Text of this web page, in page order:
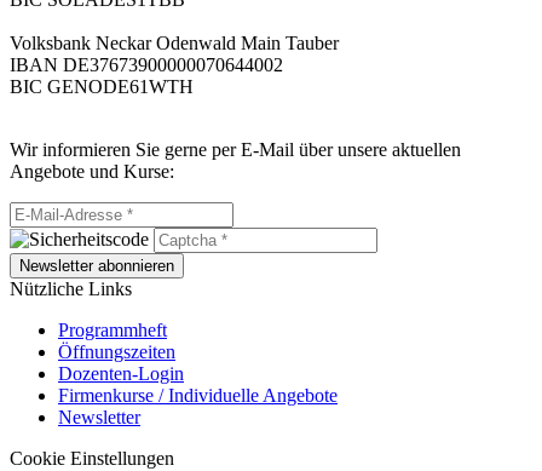
Volksbank Neckar Odenwald Main Tauber
IBAN DE37673900000070644002
BIC GENODE61WTH
Wir informieren Sie gerne per E-Mail über unsere aktuellen
Angebote und Kurse:
Newsletter abonnieren
Nützliche Links
Programmheft
Öffnungszeiten
Dozenten-Login
Firmenkurse / Individuelle Angebote
Newsletter
Cookie Einstellungen